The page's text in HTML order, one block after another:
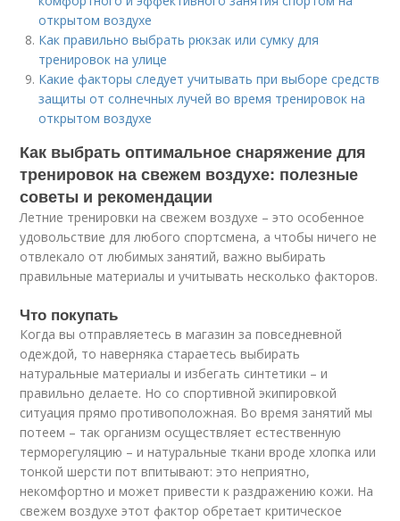
открытом воздухе
Как правильно выбрать рюкзак или сумку для
тренировок на улице
Какие факторы следует учитывать при выборе средств
защиты от солнечных лучей во время тренировок на
открытом воздухе
Как выбрать оптимальное снаряжение для
тренировок на свежем воздухе: полезные
советы и рекомендации
Летние тренировки на свежем воздухе – это особенное
удовольствие для любого спортсмена, а чтобы ничего не
отвлекало от любимых занятий, важно выбирать
правильные материалы и учитывать несколько факторов.
Что покупать
Когда вы отправляетесь в магазин за повседневной
одеждой, то наверняка стараетесь выбирать
натуральные материалы и избегать синтетики – и
правильно делаете. Но со спортивной экипировкой
ситуация прямо противоположная. Во время занятий мы
потеем – так организм осуществляет естественную
терморегуляцию – и натуральные ткани вроде хлопка или
тонкой шерсти пот впитывают: это неприятно,
некомфортно и может привести к раздражению кожи. На
свежем воздухе этот фактор обретает критическое